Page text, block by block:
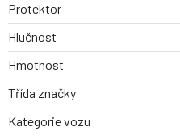
Protektor
Hlučnost
Hmotnost
Třída značky
Kategorie vozu